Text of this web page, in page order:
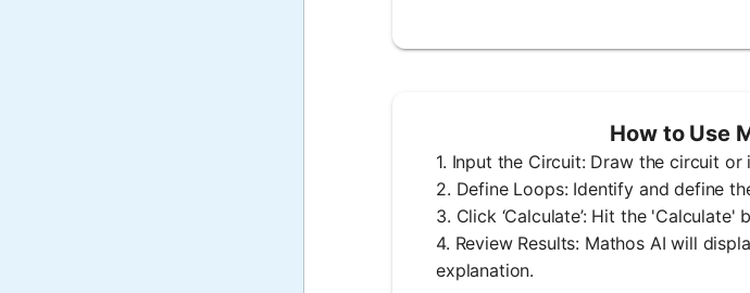
How to Use
1. Input the Circuit: Draw the circuit
2. Define Loops: Identify and define
3. Click ‘Calculate’: Hit the
4. Review Results: Mathos AI will
explanation.